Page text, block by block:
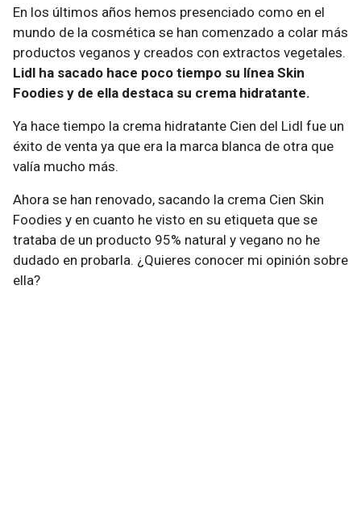
En los últimos años hemos presenciado como en el
mundo de la cosmética se han comenzado a colar más
productos veganos y creados con extractos vegetales.
Lidl ha sacado hace poco tiempo su línea Skin
Foodies y de ella destaca su crema hidratante.
Ya hace tiempo la crema hidratante Cien del Lidl fue un
éxito de venta ya que era la marca blanca de otra que
valía mucho más.
Ahora se han renovado, sacando la crema Cien Skin
Foodies y en cuanto he visto en su etiqueta que se
trataba de un producto 95% natural y vegano no he
dudado en probarla. ¿Quieres conocer mi opinión sobre
ella?